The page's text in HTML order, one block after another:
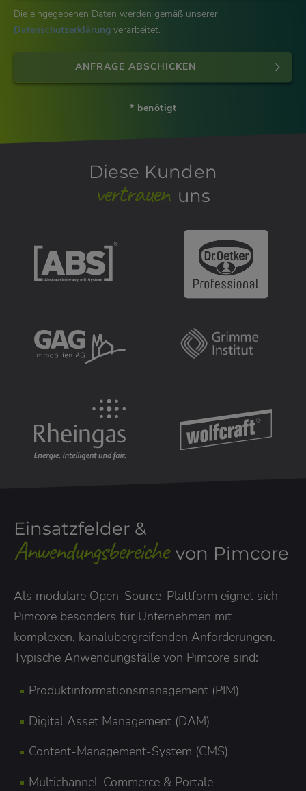
Die eingegebenen Daten werden gemäß unserer
Datenschutzerklärung verarbeitet.
ANFRAGE ABSCHICKEN
* benötigt
Diese Kunden
vertrauen uns
Einsatzfelder &
Anwendungsbereiche von Pimcore
Als modulare Open-Source-Plattform eignet sich
Pimcore besonders für Unternehmen mit
komplexen, kanalübergreifenden Anforderungen.
Typische Anwendungsfälle von Pimcore sind:
Produktinformationsmanagement (PIM)
Digital Asset Management (DAM)
Content-Management-System (CMS)
Multichannel-Commerce & Portale